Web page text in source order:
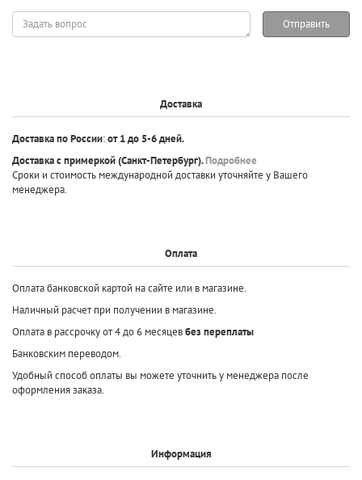
Задать
вопрос
Отправить
Доставка
Доставка по России:от 1 до 5-6 дней.
Доставка с примеркой(Санкт-Петербург).Подробнее
Сроки и стоимость международной доставки уточняйте у Вашего
менеджера.
Оплата
Оплата банковской картой на сайте или в магазине.
Наличный расчет при получении в магазине.
Оплата в рассрочку от 4 до 6 месяцевбез переплаты
Банковским переводом.
Удобный способ оплаты вы можете уточнить у менеджера после
оформления заказа.
Информация